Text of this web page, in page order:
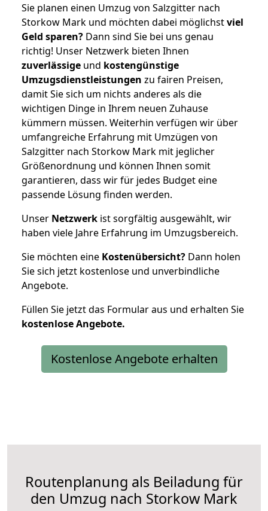
Sie planen einen Umzug von Salzgitter nach
Storkow Mark und möchten dabei möglichstviel
Geld sparen? Dann sind Sie bei uns genau
richtig! Unser Netzwerk bieten Ihnen
zuverlässige und kostengünstige
Umzugsdienstleistungen zu fairen Preisen,
damit Sie sich um nichts anderes als die
wichtigen Dinge in Ihrem neuen Zuhause
kümmern müssen. Weiterhin verfügen wir über
umfangreiche Erfahrung mit Umzügen von
Salzgitter nach Storkow Mark mit jeglicher
Größenordnung und können Ihnen somit
garantieren, dass wir für jedes Budget eine
passende Lösung finden werden.
Unser Netzwerk ist sorgfältig ausgewählt, wir
haben viele Jahre Erfahrung im Umzugsbereich.
Sie möchten eine Kostenübersicht? Dann holen
Sie sich jetzt kostenlose und unverbindliche
Angebote.
Füllen Sie jetzt das Formular aus und erhalten Sie
kostenloseAngebote.
Kostenlose Angebote erhalten
Routenplanung als Beiladung für
den Umzug nach Storkow Mark